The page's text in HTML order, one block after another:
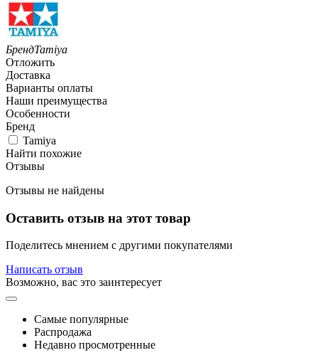
БрендTamiya
Отложить
Доставка
Варианты оплаты
Наши преимущества
Особенности
Бренд
Tamiya
Найти похожие
Отзывы
Отзывы не найдены
Оставить отзыв на этот товар
Поделитесь мнением с другими покупателями
Написать отзыв
Возможно, вас это заинтересует
Самые популярные
Распродажа
Недавно просмотренные